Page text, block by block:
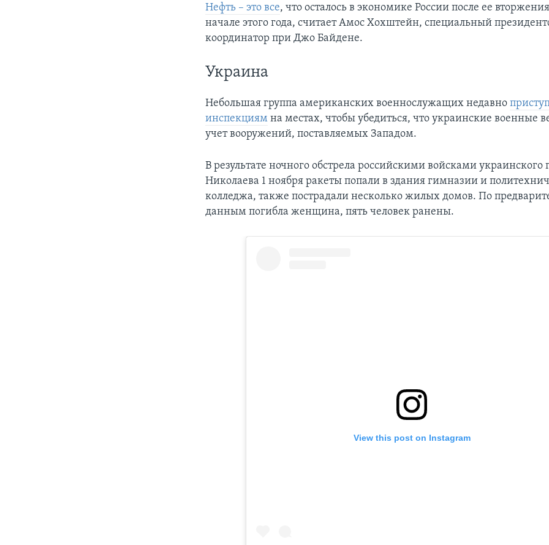
Нефть – это все, что осталось в экономике России после ее
начале этого года, считает Амос Хохштейн, специальный
координатор при Джо Байдене.
Украина
Небольшая группа американских военнослужащих недавно
инспекциям на местах, чтобы убедиться, что украинские военные
учет вооружений, поставляемых Западом.
В результате ночного обстрела российскими войсками украинского
Николаева 1 ноября ракеты попали в здания гимназии и
колледжа, также пострадали несколько жилых домов. По
данным погибла женщина, пять человек ранены.